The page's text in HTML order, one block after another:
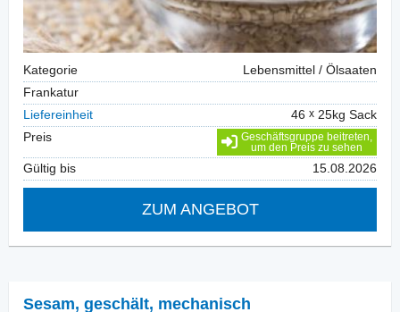
Kategorie
Lebensmittel / Ölsaaten
Frankatur
Liefereinheit
46
25kg Sack
Preis
Geschäftsgruppe beitreten,
um den Preis zu sehen
Gültig bis 15.08.2026
ZUM ANGEBOT
Sesam, geschält, mechanisch